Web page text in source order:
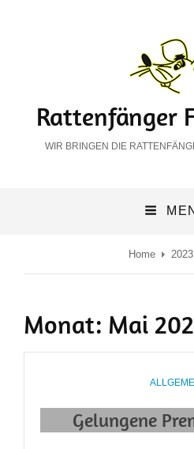
Rattenfänger
WIR BRINGEN DIE
Home 2023
Monat: Mai
Gelungene